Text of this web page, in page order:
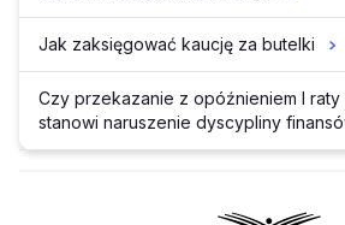
Jak zaksięgować kaucję za butelki
Czy przekazanie z opóźnieniem I raty
stanowi naruszenie dyscypliny